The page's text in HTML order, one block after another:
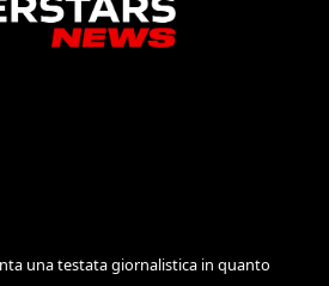
una testata giornalistica in quanto